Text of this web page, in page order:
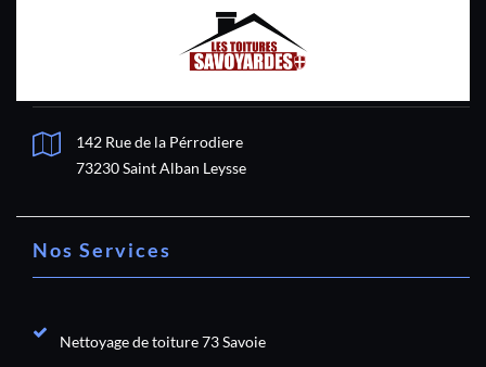
142 Rue de la Pérrodiere
73230 Saint Alban Leysse
Nos Services
Nettoyage de toiture 73 Savoie